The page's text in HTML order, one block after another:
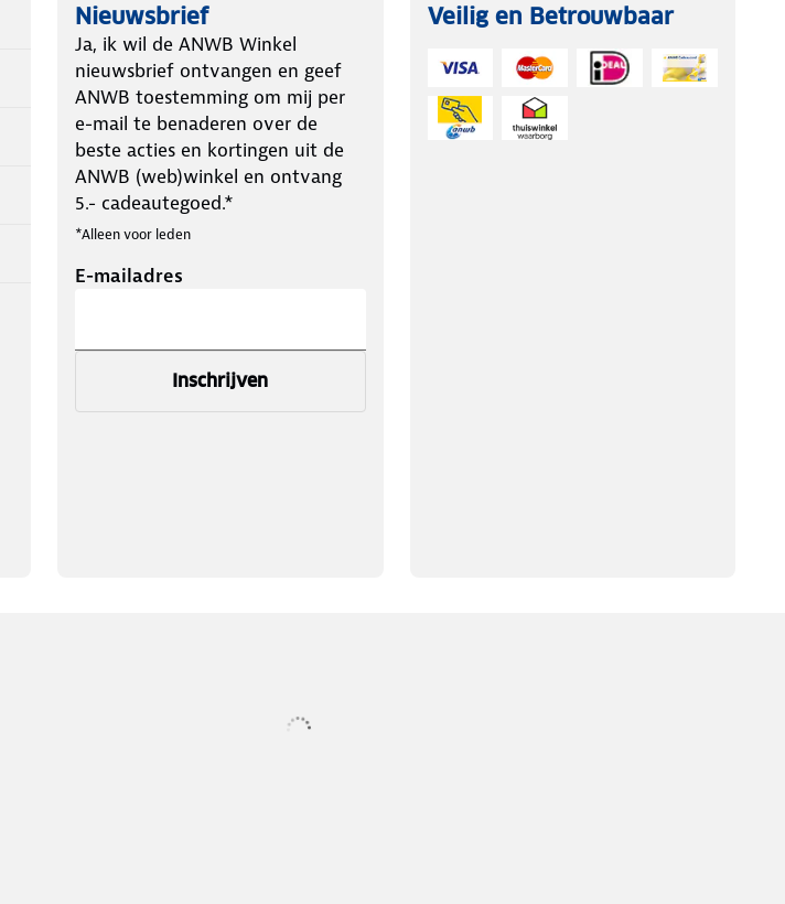
Nieuwsbrief
Ja, ik wil de ANWB Winkel
nieuwsbrief ontvangen en geef
ANWB toestemming om mij per
e-mail te benaderen over de
beste acties en kortingen uit de
ANWB (web)winkel en ontvang
5.- cadeautegoed.*
*Alleen voor leden
E-mailadres
Inschrijven
Veilig en Betrouwbaar